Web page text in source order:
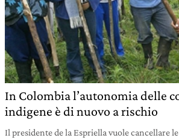
In Colombia l’autonomia delle
indigene è di nuovo a rischio
Il presidente de la Espriella vuole cancellare